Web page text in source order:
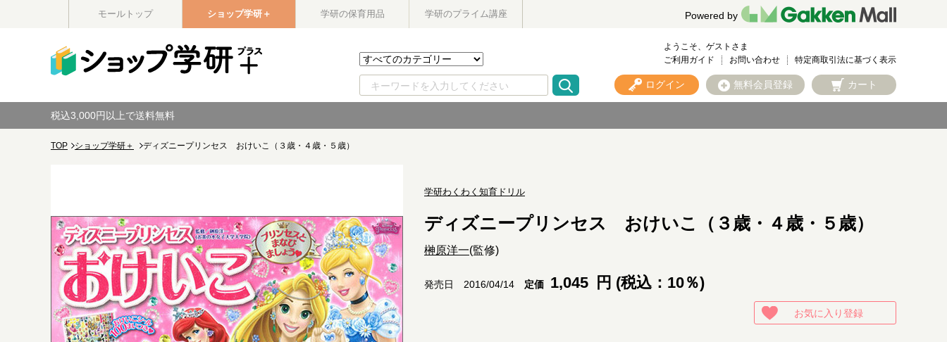
モールトップ ショップ学研＋ 学研の保育用品 学研のプライム講座 Powered by
ようこそ、ゲストさま
ご利用ガイド
お問い合わせ 特定商取引法に基づく表示
ログイン 無料会員登録 カート
税込3,000円以上で送料無料
TOP ショップ学研＋ ディズニープリンセス おけいこ（３歳・４歳・５歳）
学研わくわく知育ドリル
ディズニープリンセス おけいこ（３歳・４歳・５歳）
榊原洋一(監修)
発売日 2016/04/14 定価 1,045 円 (税込：10％)
お気に入り登録